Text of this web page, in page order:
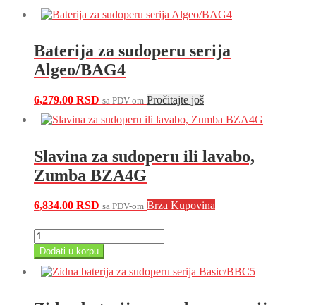
Baterija za sudoperu serija
Algeo/BAG4
6,279.00 RSD sa PDV-om Pročitajte još
Slavina za sudoperu ili lavabo,
Zumba BZA4G
6,834.00 RSD sa PDV-om Brza Kupovina
Slavina
za
sudoperu
Dodati u korpu